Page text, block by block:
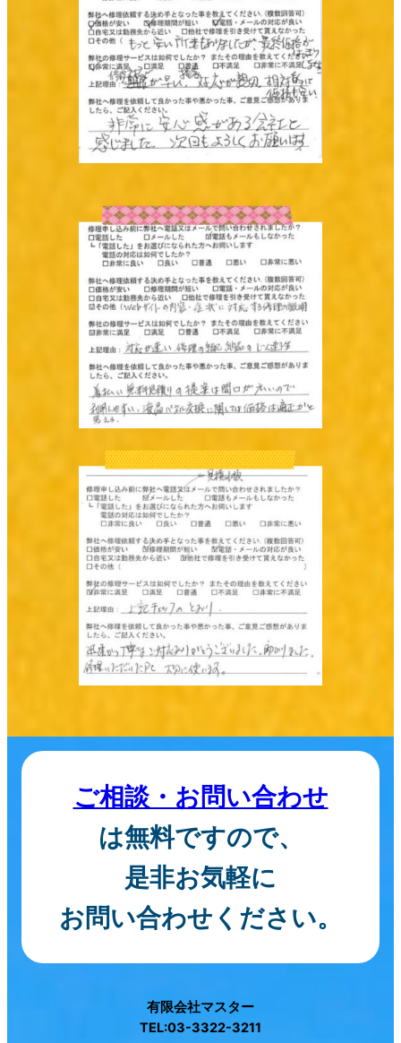
ご相談・お問い合わせ
は無料ですので、
是非お気軽に
お問い合わせください。
有限会社マスター
TEL:03-3322-3211